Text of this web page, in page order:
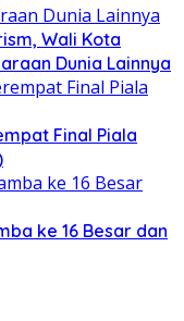
Wali Kota
Dunia Lainnya
Final Piala
ke 16 Besar dan